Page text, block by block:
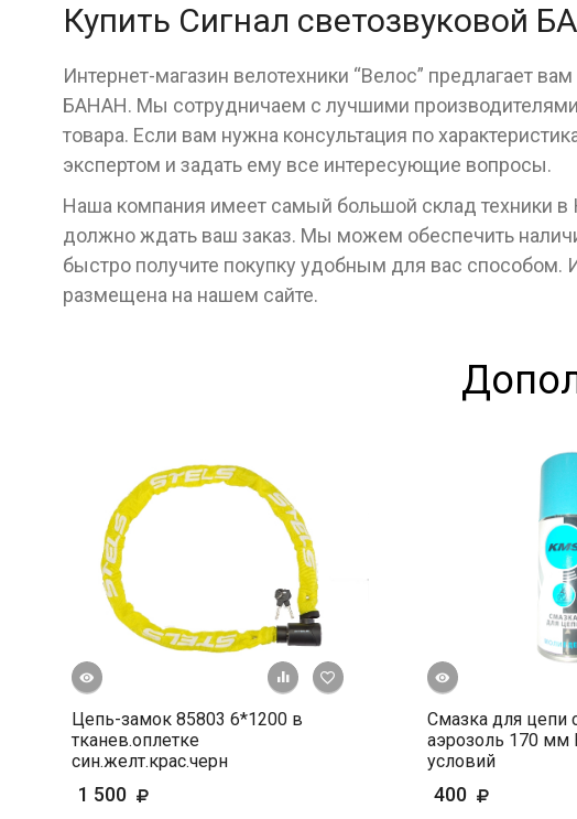
Купить Сигнал светозвуковой
Интернет-магазин велотехники “Велос” предлагает
БАНАН. Мы сотрудничаем с лучшими производителями
товара. Если вам нужна консультация по
экспертом и задать ему все интересующие вопросы.
Наша компания имеет самый большой склад техники в
должно ждать ваш заказ. Мы можем обеспечить
быстро получите покупку удобным для вас способом.
размещена на нашем сайте.
+ К сравнению
В избранное
Цепь-замок 85803 6*1200 в
тканев.оплетке
син.желт.крас.черн
1 500
Быстрый просмотр
Смазка для цепи
аэрозоль 170 мм
условий
400